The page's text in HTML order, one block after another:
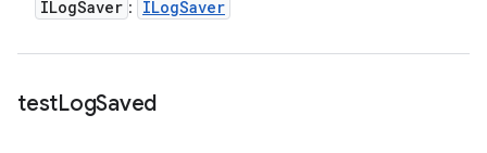
ILogSaver : ILogSaver
testLogSaved